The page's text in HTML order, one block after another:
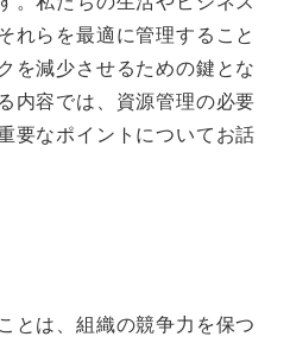
れらを最適に管理すること
を減少させるための鍵とな
内容では、資源管理の必要
要なポイントについてお話
とは、組織の競争力を保つ